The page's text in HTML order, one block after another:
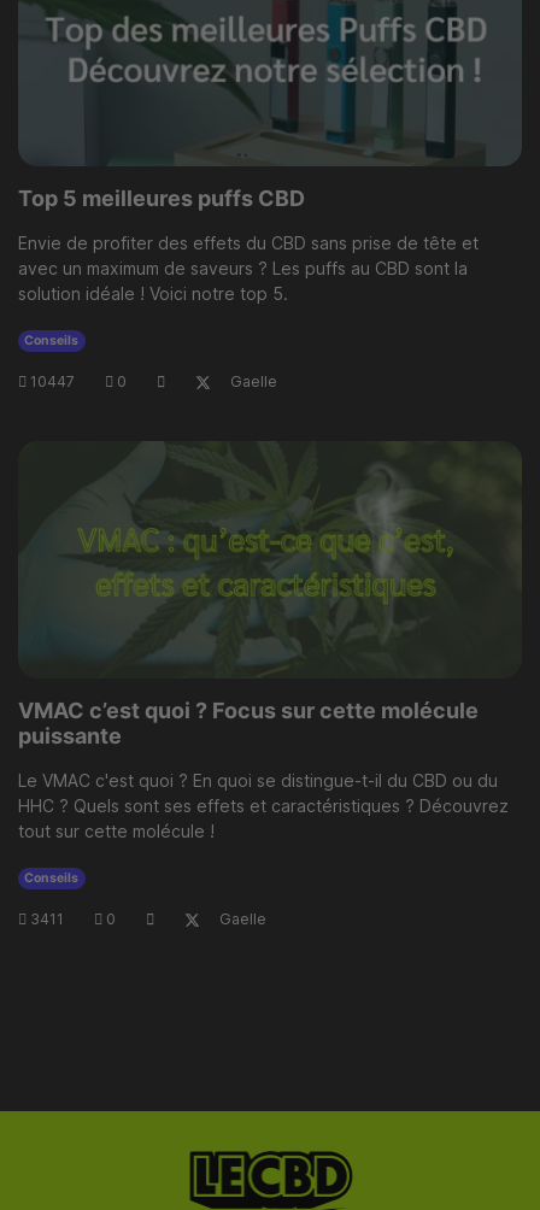
Top 5 meilleures puffs CBD
Envie de profiter des effets du CBD sans prise de tête et
avec un maximum de saveurs ? Les puffs au CBD sont la
solution idéale ! Voici notre top 5.
Conseils
10447 0 Gaelle
VMAC c’est quoi ? Focus sur cette molécule
puissante
Le VMAC c'est quoi ? En quoi se distingue-t-il du CBD ou du
HHC ? Quels sont ses effets et caractéristiques ? Découvrez
tout sur cette molécule !
Conseils
3411 0 Gaelle